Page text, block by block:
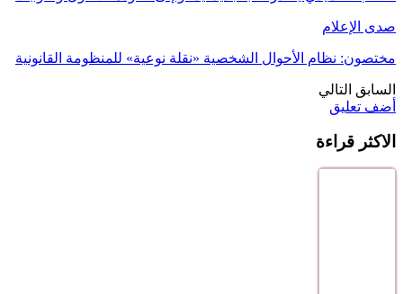
صدى الإعلام
مختصون: نظام الأحوال الشخصية «نقلة نوعية» للمنظومة القانونية
السابق التالي
أضف تعليق
الاكثر قراءة